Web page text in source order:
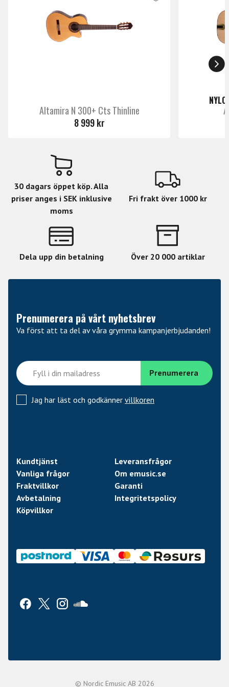
Specifikationer
Greppbäda: Ebenholts
Stall: Rosewood
Sadel: Urea
https://www.youtube.com/
Yamaha
Altamira N 300+ Cts Thinline
8 999 kr
30 dagars öppet köp. Alla
priser anges i SEK inklusive
moms
Fri frakt över 1000 kr
Dela upp din betalning Över 20 000 artiklar
Prenumerera på vårt nyhetsbrev
Va först att ta del av våra grymma kampanjerbjudanden!
Jag har läst och godkänner villkoren
Kundtjänst
Leveransfrågor
Vanliga frågor
Om emusic.se
Fraktvillkor
Garanti
Avbetalning
Integritetspolicy
Köpvillkor
© Nordic Emusic AB 2026